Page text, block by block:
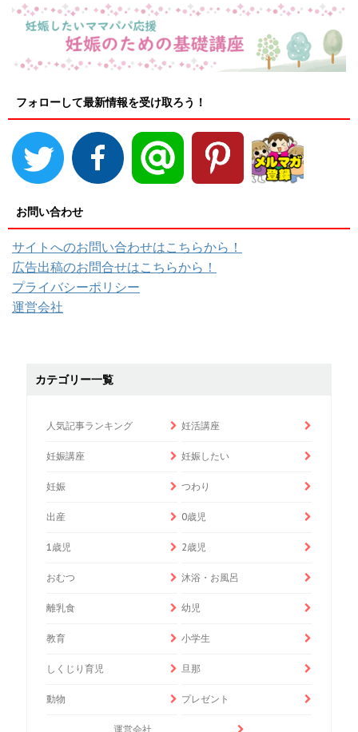
フォローして最新情報を受け取ろう！
お問い合わせ
サイトへのお問い合わせはこちらから！
広告出稿のお問合せはこちらから！
プライバシーポリシー
運営会社
カテゴリー一覧
人気記事ランキング 妊活講座
妊娠講座 妊娠したい
妊娠 つわり
出産 0歳児
1歳児 2歳児
おむつ 沐浴・お風呂
離乳食 幼児
教育 小学生
しくじり育児 旦那
動物 プレゼント
運営会社